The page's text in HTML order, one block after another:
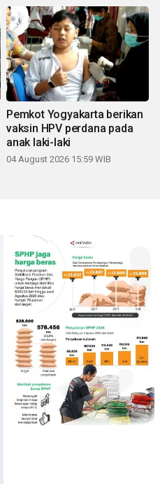
Pemkot Yogyakarta berikan
vaksin HPV perdana pada
anak laki-laki
04 August 2026 15:59 WIB